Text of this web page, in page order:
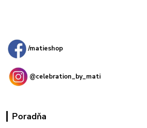
/matieshop
@celebration_by_mati
Poradňa